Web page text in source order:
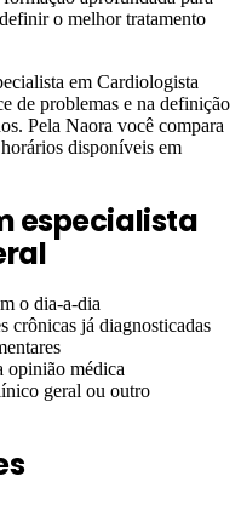
o melhor tratamento
em Cardiologista
de problemas e na definição
Pela Naora você compara
disponíveis em
especialista
o dia-a-dia
crônicas já diagnosticadas
opinião médica
geral ou outro